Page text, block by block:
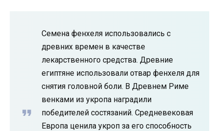
Семена фенхеля использовались с
древних времен в качестве
лекарственного средства. Древние
египтяне использовали отвар фенхеля для
снятия головной боли. В Древнем Риме
венками из укропа наградили
победителей состязаний. Средневековая
Европа ценила укроп за его способность